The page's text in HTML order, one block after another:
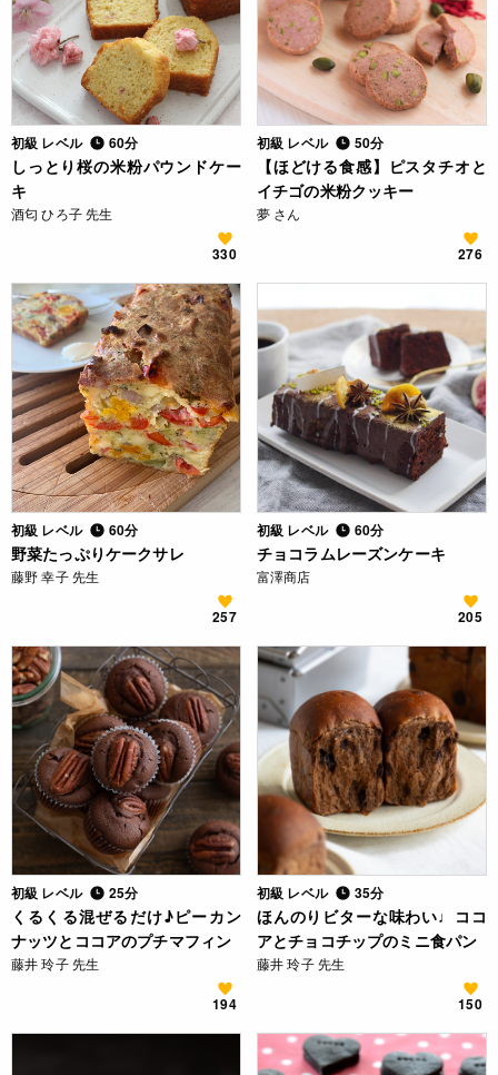
初級 レベル 60分
しっとり桜の米粉パウンドケー
キ
酒匂 ひろ子 先生
330
初級 レベル 50分
【ほどける食感】ピスタチオと
イチゴの米粉クッキー
夢 さん
276
初級 レベル 60分
野菜たっぷりケークサレ
藤野 幸子 先生
257
初級 レベル 60分
チョコラムレーズンケーキ
富澤商店
205
初級 レベル 25分
くるくる混ぜるだけ♪ピーカン
ナッツとココアのプチマフィン
藤井 玲子 先生
194
初級 レベル 35分
ほんのりビターな味わい♩ココ
アとチョコチップのミニ食パン
藤井 玲子 先生
150